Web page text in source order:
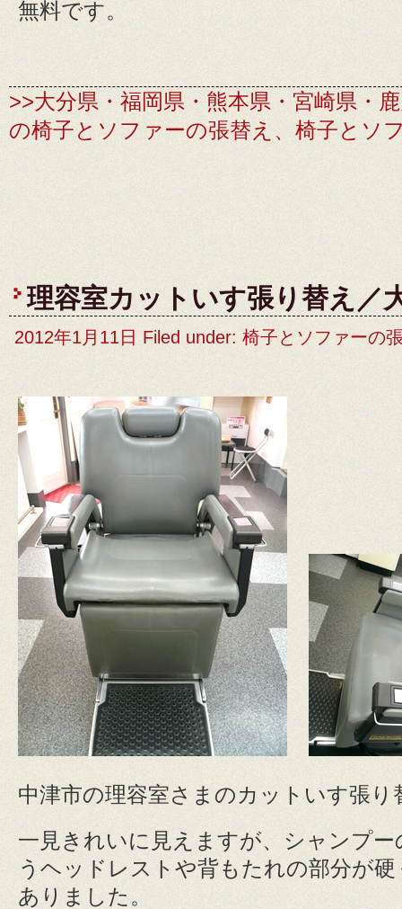
無料です。
>>大分県・福岡県・熊本県・宮崎県・
の椅子とソファーの張替え、椅子とソ
理容室カットいす張り替え／
2012年1月11日 Filed under: 椅子とソファーの
中津市の理容室さまのカットいす張
一見きれいに見えますが、シャンプ
うヘッドレストや背もたれの部分が
ありました。